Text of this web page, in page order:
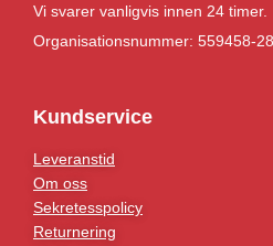
Vi svarer vanligvis innen 24 timer.
Organisationsnummer: 559458-
Kundservice
Leveranstid
Om oss
Sekretesspolicy
Returnering